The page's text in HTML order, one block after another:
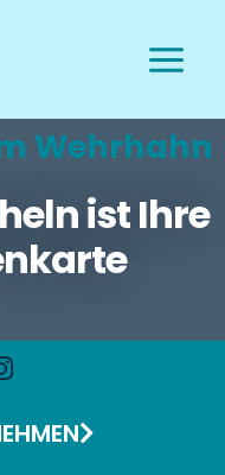
Wehrhahn
ist Ihre